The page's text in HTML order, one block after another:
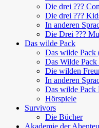
Die drei ???
Die drei ???
In anderen
Die Drei ???
Das wilde Pack
Das wilde Pack
Das Wilde
Die wilden
In anderen
Das wilde Pack
Hörspiele
Survivors
Die Bücher